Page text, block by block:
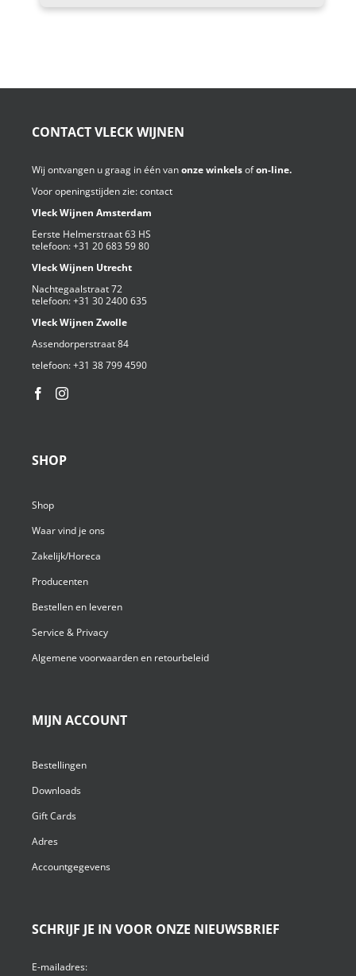
CONTACT VLECK WIJNEN
Wij ontvangen u graag in één vanonze winkelsofon-line.
Voor openingstijden zie:contact
Vleck Wijnen Amsterdam
Eerste Helmerstraat 63 HS
telefoon:+31 20 683 59 80
Vleck Wijnen Utrecht
Nachtegaalstraat 72
telefoon:+31 30 2400 635
Vleck Wijnen Zwolle
Assendorperstraat 84
telefoon:+31 38 799 4590⁩
SHOP
Shop
Waar vind je ons
Zakelijk/Horeca
Producenten
Bestellen en leveren
Service & Privacy
Algemene voorwaarden en retourbeleid
MIJN ACCOUNT
Bestellingen
Downloads
Gift Cards
Adres
Accountgegevens
SCHRIJF JE IN VOOR ONZE NIEUWSBRIEF
E-mailadres: